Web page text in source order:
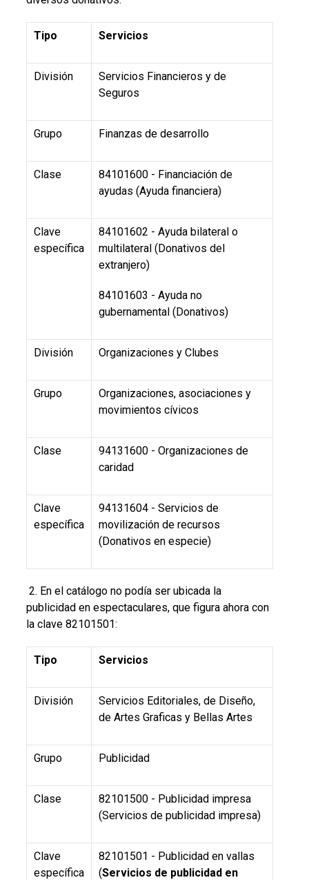
Tipo Servicios
División
Servicios Financieros y de
Seguros
Grupo Finanzas de desarrollo
Clase
84101600 - Financiación de
ayudas (Ayuda financiera)
Clave
específica
84101602 - Ayuda bilateral o
multilateral (Donativos del
extranjero)
84101603 - Ayuda no
gubernamental (Donativos)
División Organizaciones y Clubes
Grupo
Organizaciones, asociaciones y
movimientos cívicos
Clase
94131600 - Organizaciones de
caridad
Clave
específica
94131604 - Servicios de
movilización de recursos
(Donativos en especie)
2. En el catálogo no podía ser ubicada la
publicidad en espectaculares, que figura ahora con
la clave 82101501:
Tipo Servicios
División
Servicios Editoriales, de Diseño,
de Artes Graficas y Bellas Artes
Grupo Publicidad
Clase
82101500 - Publicidad impresa
(Servicios de publicidad impresa)
Clave
específica
82101501 - Publicidad en vallas
(Servicios de publicidad en